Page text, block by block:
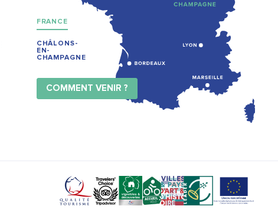
FRANCE
CHÂLONS-
EN-
CHAMPAGNE
COMMENT VENIR ?